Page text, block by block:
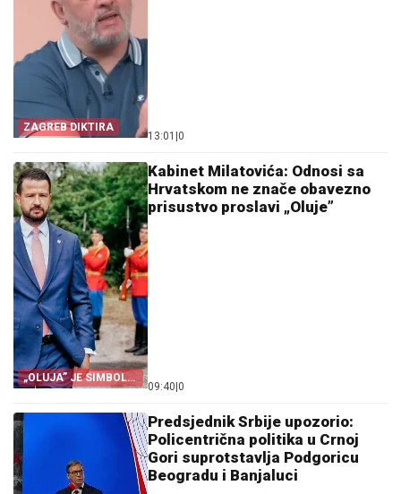
ZAGREB DIKTIRA
13:01 0
„OLUJA” JE SIMBOL
PROGONA
Kabinet Milatovića: Odnosi sa
Hrvatskom ne znače obavezno
prisustvo proslavi „Oluje”
09:40 0
Predsjednik Srbije upozorio:
Policentrična politika u Crnoj
Gori suprotstavlja Podgoricu
Beogradu i Banjaluci